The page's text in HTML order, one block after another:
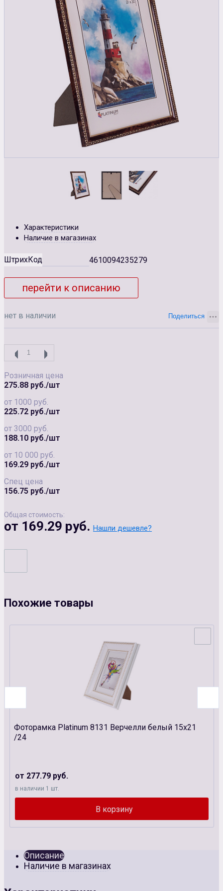
Характеристики
Наличие в магазинах
ШтрихКод 4610094235279
перейти к описанию
нет в наличии
Розничная цена
275.88 руб./шт
от 1000 руб.
225.72 руб./шт
от 3000 руб.
188.10 руб./шт
от 10 000 руб.
169.29 руб./шт
Спец цена
156.75 руб./шт
Общая стоимость:
от 169.29 руб. Нашли дешевле?
Похожие товары
Фоторамка Platinum 8131 Верчелли белый 15х21
/24
от 277.79 руб.
в наличии 1 шт.
Описание
Наличие в магазинах